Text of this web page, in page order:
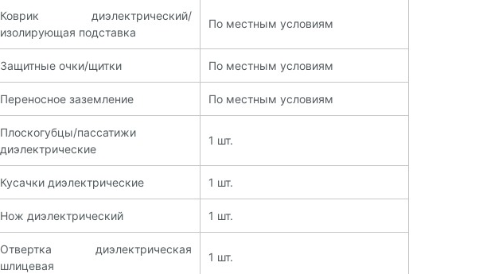
Коврик диэлектрический/
изолирующая подставка
По местным условиям
Защитные очки/щитки По местным условиям
Переносное заземление По местным условиям
Плоскогубцы/пассатижи
диэлектрические
1 шт.
Кусачки диэлектрические 1 шт.
Нож диэлектрический 1 шт.
Отвертка диэлектрическая
шлицевая
1 шт.